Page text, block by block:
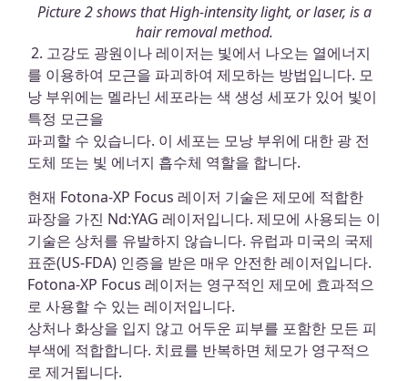
Picture 2 shows that High-intensity light, or laser, is a
hair removal method.
2. 고강도 광원이나 레이저는 빛에서 나오는 열에너지
를 이용하여 모근을 파괴하여 제모하는 방법입니다. 모
낭 부위에는 멜라닌 세포라는 색 생성 세포가 있어 빛이
특정 모근을
파괴할 수 있습니다. 이 세포는 모낭 부위에 대한 광 전
도체 또는 빛 에너지 흡수체 역할을 합니다.
현재 Fotona-XP Focus 레이저 기술은 제모에 적합한
파장을 가진 Nd:YAG 레이저입니다. 제모에 사용되는 이
기술은 상처를 유발하지 않습니다. 유럽과 미국의 국제
표준(US-FDA) 인증을 받은 매우 안전한 레이저입니다.
Fotona-XP Focus 레이저는 영구적인 제모에 효과적으
로 사용할 수 있는 레이저입니다.
상처나 화상을 입지 않고 어두운 피부를 포함한 모든 피
부색에 적합합니다. 치료를 반복하면 체모가 영구적으
로 제거됩니다.